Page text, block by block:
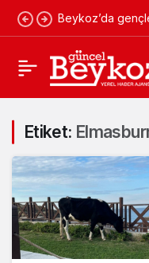
Beykoz’da
Etiket: